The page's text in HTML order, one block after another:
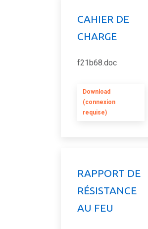
CAHIER DE
CHARGE
f21b68.doc
Download
(connexion
requise)
RAPPORT DE
RÉSISTANCE
AU FEU